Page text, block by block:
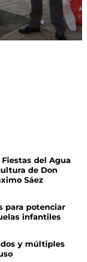
del Agua
de Don
Sáez
para potenciar
infantiles
y múltiples